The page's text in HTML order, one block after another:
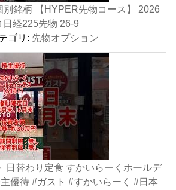
別銘柄 【HYPER先物コース】 2026
経225先物 26-9
ゴリ: 先物オプション
日替わり定食 すかいらーくホールデ
優待 #ガスト #すかいらーく #日本